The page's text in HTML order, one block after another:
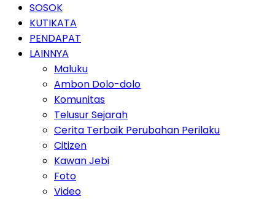
SOSOK
KUTIKATA
PENDAPAT
LAINNYA
Maluku
Ambon Dolo-dolo
Komunitas
Telusur Sejarah
Cerita Terbaik Perubahan Perilaku
Citizen
Kawan Jebi
Foto
Video